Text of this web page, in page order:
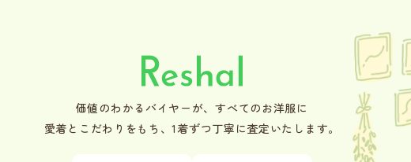
価値のわかるバイヤーが、すべてのお洋服に
愛着とこだわりをもち、1着ずつ丁寧に査定いたします。